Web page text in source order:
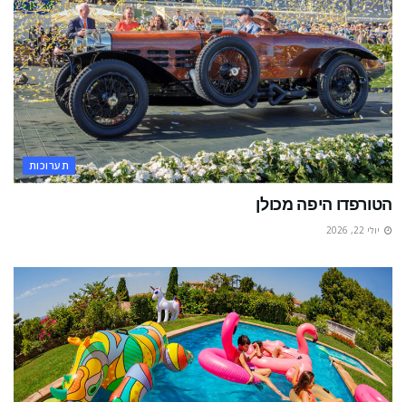
תערוכות
הטורפדו היפה מכולן
יולי 22, 2026